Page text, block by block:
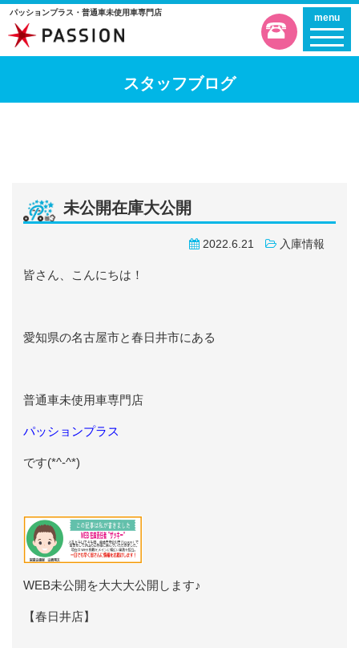
パッションプラス・普通車未使用車専門店 menu
スタッフブログ
未公開在庫大公開
2022.6.21 入庫情報
皆さん、こんにちは！
愛知県の名古屋市と春日井市にある
普通車未使用車専門店
パッションプラス
です(*^-^*)
WEB未公開を大大大公開します♪
【春日井店】